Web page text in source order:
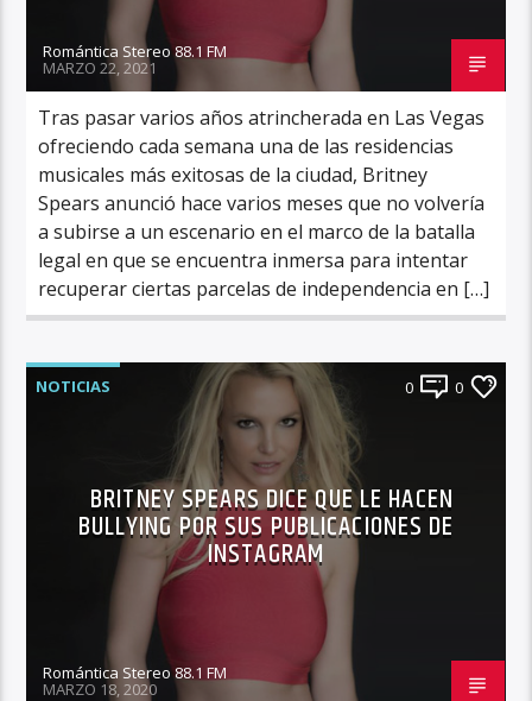
Romántica Stereo 88.1 FM
MARZO 22, 2021
Tras pasar varios años atrincherada en Las Vegas
ofreciendo cada semana una de las residencias
musicales más exitosas de la ciudad, Britney
Spears anunció hace varios meses que no volvería
a subirse a un escenario en el marco de la batalla
legal en que se encuentra inmersa para intentar
recuperar ciertas parcelas de independencia en […]
NOTICIAS 0 0
BRITNEY SPEARS DICE QUE LE HACEN
BULLYING POR SUS PUBLICACIONES DE
INSTAGRAM
Romántica Stereo 88.1 FM
MARZO 18, 2020